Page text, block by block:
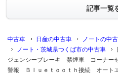
記事一覧
中古車 日産の中古車 ノートの中
ノート・茨城県つくば市の中古車
ジェンシーブレーキ 禁煙車 コーナ
警報 Ｂｌｕｅｔｏｏｔｈ接続 オート